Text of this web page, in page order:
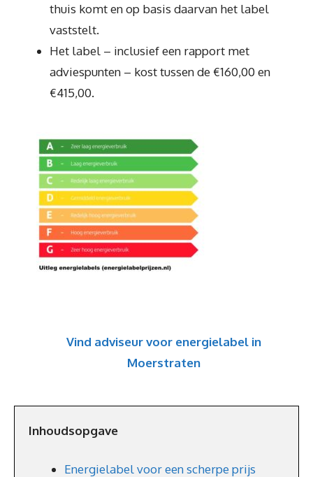
thuis komt en op basis daarvan het label
vaststelt.
Het label – inclusief een rapport met
adviespunten – kost tussen de €160,00 en
€415,00.
Vind adviseur voor energielabel in
Moerstraten
Inhoudsopgave
Energielabel voor een scherpe prijs